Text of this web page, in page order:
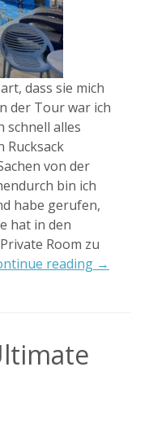
dass sie mich
der Tour war ich
schnell alles
Rucksack
von der
bin ich
habe gerufen,
hat in den
Room zu
reading „Coron
→